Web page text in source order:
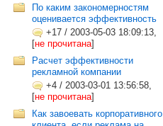
По каким закономерностям
оценивается эффективность
+17 / 2003-05-03 18:09:13,
[не прочитана]
Расчет эффективности
рекламной компании
+4 / 2003-03-01 13:56:58,
[не прочитана]
Как завоевать корпоративного